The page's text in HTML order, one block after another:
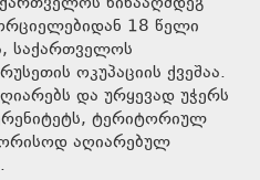
18 წელი
საქართველოს
ოკუპაციის ქვეშაა.
და ურყევად უჭერს
ტერიტორიულ
აღიარებულ